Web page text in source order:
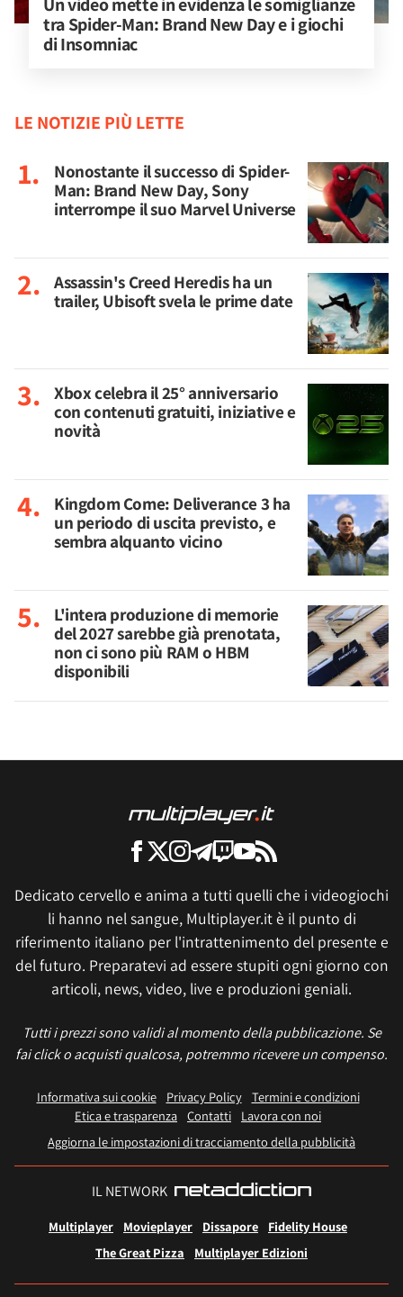
tra Spider-Man: Brand New Day e i giochi
di Insomniac
LE NOTIZIE PIÙ LETTE
Nonostante il successo di Spider-
Man: Brand New Day, Sony
interrompe il suo Marvel Universe
Assassin's Creed Heredis ha un
trailer, Ubisoft svela le prime date
Xbox celebra il 25° anniversario
con contenuti gratuiti, iniziative e
novità
Kingdom Come: Deliverance 3 ha
un periodo di uscita previsto, e
sembra alquanto vicino
L'intera produzione di memorie
del 2027 sarebbe già prenotata,
non ci sono più RAM o HBM
disponibili
Dedicato cervello e anima a tutti quelli che i videogiochi
li hanno nel sangue, Multiplayer.it è il punto di
riferimento italiano per l'intrattenimento del presente e
del futuro. Preparatevi ad essere stupiti ogni giorno con
articoli, news, video, live e produzioni geniali.
Tutti i prezzi sono validi al momento della pubblicazione. Se
fai click o acquisti qualcosa, potremmo ricevere un compenso.
Informativa sui cookie Privacy Policy
Termini e condizioni
Etica e trasparenza Contatti
Lavora con noi
Aggiorna le impostazioni di tracciamento della pubblicità
IL NETWORK
Multiplayer Movieplayer Dissapore
Fidelity House
The Great Pizza
Multiplayer Edizioni